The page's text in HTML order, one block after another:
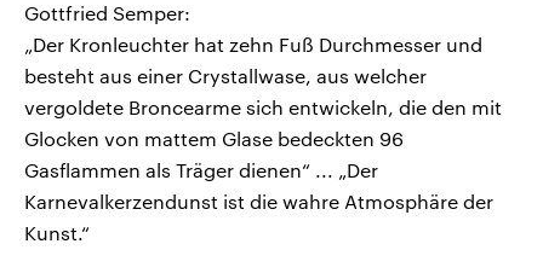
Gottfried Semper:
„Der Kronleuchter hat zehn Fuß Durchmesser und
besteht aus einer Crystallwase, aus welcher
vergoldete Broncearme sich entwickeln, die den mit
Glocken von mattem Glase bedeckten 96
Gasflammen als Träger dienen“ ... „Der
Karnevalkerzendunst ist die wahre Atmosphäre der
Kunst.“